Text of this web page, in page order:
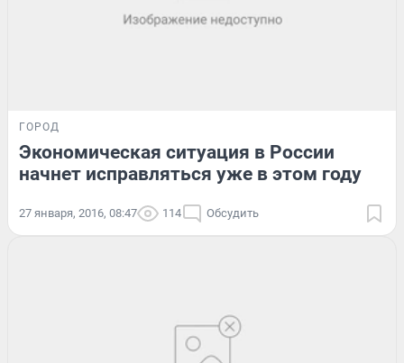
ГОРОД
Экономическая ситуация в России
начнет исправляться уже в этом году
27 января, 2016, 08:47 114 Обсудить